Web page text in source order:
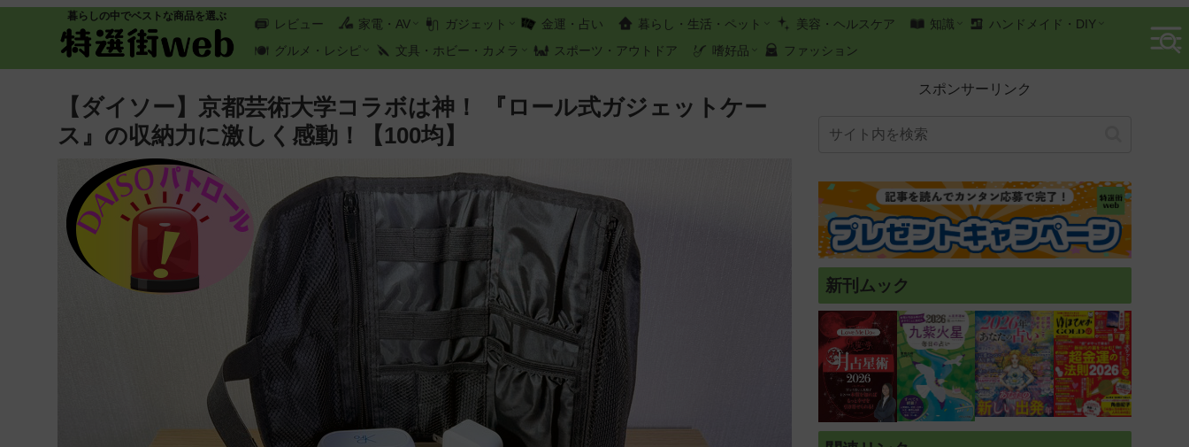
暮らしの中でベストな商品を選ぶ
レビュー 家電・AV ガジェット 金運・占い 暮らし・生活・ペット 美容・ヘルスケア 知識
ハンドメイド・DIY
グルメ・レシピ
文具・ホビー・カメラ スポーツ・アウトドア 嗜好品 ファッション
【ダイソー】京都芸術大学コラボは神！ 『ロール式ガジェットケー
ス』の収納力に激しく感動！【100均】
スポンサーリンク
新刊ムック